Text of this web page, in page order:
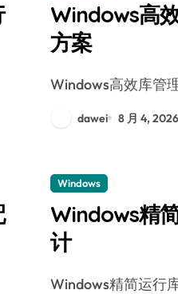
Windows高
方案
Windows高效库
dawei 8 月 4, 2026
Windows
Windows精
计
Windows精简运